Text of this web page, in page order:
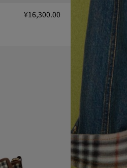
¥16,300.00